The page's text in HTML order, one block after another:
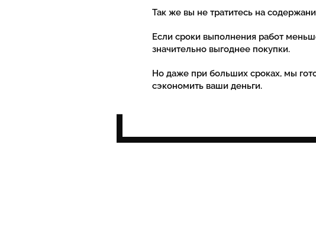
Так же вы не тратитесь на
Если сроки выполнения работ
значительно выгоднее покупки.
Но даже при больших сроках, мы
сэкономить ваши деньги.